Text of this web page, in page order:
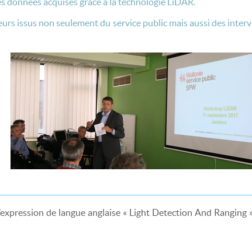
issus non seulement du service public mais aussi des
de langue anglaise « Light Detection And